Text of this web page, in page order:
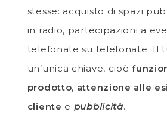
stesse: acquisto di spazi
in radio, partecipazioni a
telefonate su telefonate. Il
un’unica chiave, cioè
prodotto, attenzione alle
cliente e pubblicità.